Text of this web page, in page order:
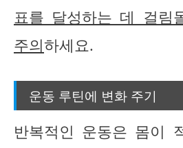
표를 달성하는 데 걸림
주의하세요.
운동 루틴에 변화 주기
반복적인 운동은 몸이